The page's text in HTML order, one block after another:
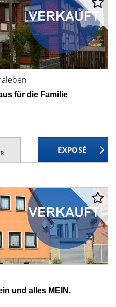
für die Familie
und alles MEIN.